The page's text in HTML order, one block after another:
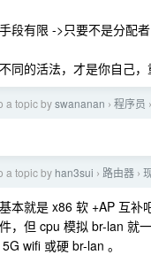
段有限 ->只要不是分配
同的活法，才是你自己，
a topic byswananan › 程序员 ›
a topic by han3sui › 路由器 ›
本就是 x86 软 +AP 互补
，但 cpu 模拟 br-lan 就
wifi 或硬 br-lan 。